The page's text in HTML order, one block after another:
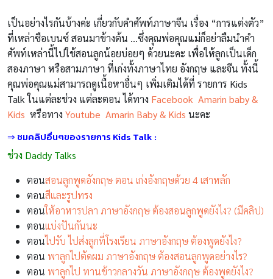
เป็นอย่างไรกันบ้างค่ะ เกี่ยวกับคำศัพท์ภาษาจีน เรื่อง “การแต่งตัว”
ที่เหล่าซือเบนซ์ สอนมาข้างต้น …ซึ่งคุณพ่อคุณแม่ก็อย่าลืมนำคำ
ศัพท์เหล่านี้ไปใช้สอนลูกน้อยบ่อยๆ ด้วยนะคะ เพื่อให้ลูกเป็นเด็ก
สองภาษา หรือสามภาษา ที่เก่งทั้งภาษาไทย อังกฤษ และจีน ทั้งนี้
คุณพ่อคุณแม่สามารถดูเนื้อหาอื่นๆ เพิ่มเติมได้ที่ รายการ Kids
Talk ในแต่ละช่วง แต่ละตอน ได้ทาง Facebook Amarin baby &
Kids หรือทาง Youtube Amarin Baby & Kids นะคะ
⇒ ชมคลิปอื่นๆของรายการ Kids Talk :
ช่วง Daddy Talks
ตอนสอนลูกพูดอังกฤษ ตอน เก่งอังกฤษด้วย 4 เสาหลัก
ตอนสีและรูปทรง
ตอนให้อาหารปลา ภาษาอังกฤษ ต้องสอนลูกพูดยังไง? (มีคลิป)
ตอนแบ่งปันกันนะ
ตอนไปรับ ไปส่งลูกที่โรงเรียน ภาษาอังกฤษ ต้องพูดยังไง?
ตอน พาลูกไปตัดผม ภาษาอังกฤษ ต้องสอนลูกพูดอย่างไร?
ตอน พาลูกไป ทานข้าวกลางวัน ภาษาอังกฤษ ต้องพูดยังไง?